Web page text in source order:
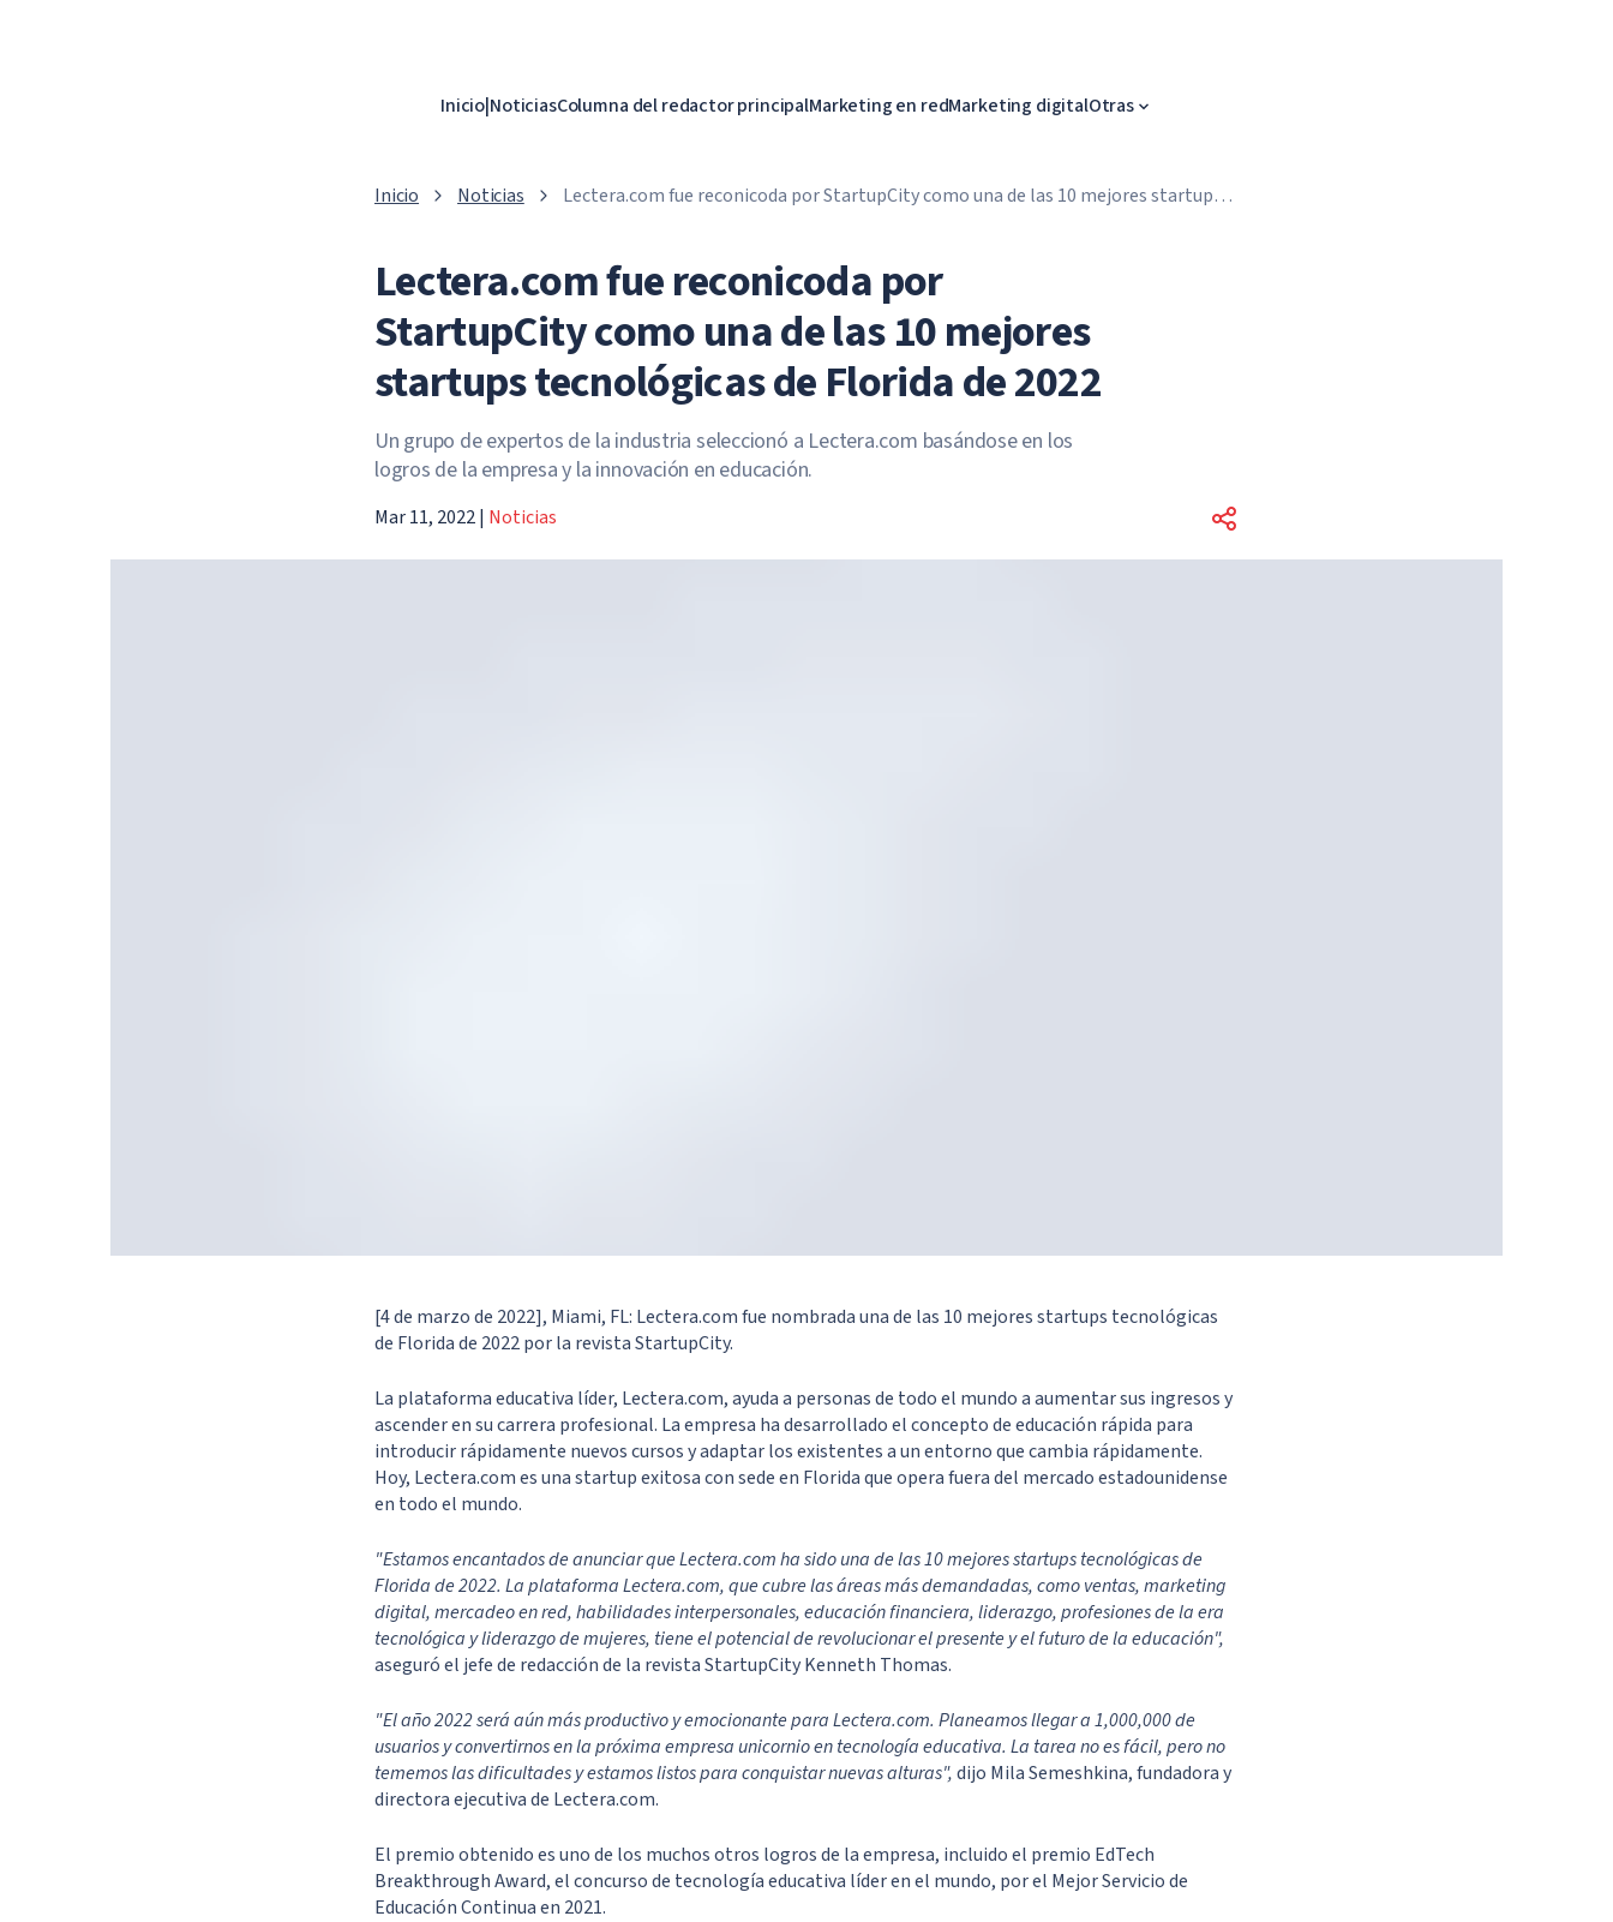
Inicio|NoticiasColumna del redactor principalMarketing en redMarketing digitalOtras
Inicio Noticias
Lectera.com fue reconicoda por StartupCity como una de las 10 mejores startups
Lectera.com fue reconicoda por
StartupCity como una de las 10 mejores
startups tecnológicas de Florida de 2022
Un grupo de expertos de la industria seleccionó a Lectera.com basándose en los
logros de la empresa y la innovación en educación.
Mar 11, 2022| Noticias
[4 de marzo de 2022], Miami, FL: Lectera.com fue nombrada una de las 10 mejores startups tecnológicas
de Florida de 2022por la revista StartupCity.
La plataforma educativa líder, Lectera.com, ayuda a personas de todo el mundo a aumentar sus ingresos y
ascender en su carrera profesional. La empresa ha desarrollado el concepto de educación rápida para
introducir rápidamente nuevos cursos y adaptar los existentes a un entorno que cambia rápidamente.
Hoy, Lectera.com es una startup exitosa con sede en Florida que opera fuera del mercado estadounidense
en todo el mundo.
"Estamos encantados de anunciar que Lectera.com ha sido una de las 10 mejores startups tecnológicas de
Florida de 2022. La plataforma Lectera.com, que cubre las áreas más demandadas, como ventas, marketing
digital, mercadeo en red, habilidades interpersonales, educación financiera, liderazgo, profesiones de la era
tecnológica y liderazgo de mujeres, tiene el potencial de revolucionar el presente y el futuro de la educación",
aseguró el jefe de redacción de la revista StartupCity Kenneth Thomas.
"El año 2022 será aún más productivo y emocionante para Lectera.com. Planeamos llegar a 1,000,000 de
usuarios y convertirnos en la próxima empresa unicornio en tecnología educativa. La tarea no es fácil, pero no
tememos las dificultades y estamos listos para conquistar nuevas alturas",dijo Mila Semeshkina, fundadora y
directora ejecutiva de Lectera.com.
El premio obtenido es uno de los muchos otros logros de la empresa, incluido el premio EdTech
Breakthrough Award, el concurso de tecnología educativa líder en el mundo, por el Mejor Servicio de
Educación Continua en 2021.